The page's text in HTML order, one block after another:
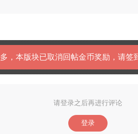
，本版块已取消回帖金币奖励，请签
请登录之后再进行评论
登录